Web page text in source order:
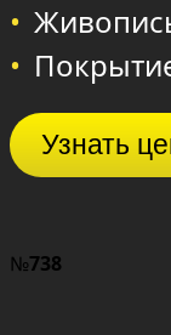
Узнать
№738